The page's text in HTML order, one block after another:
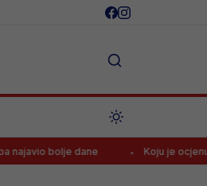
Koju je ocjenu Alajbegović